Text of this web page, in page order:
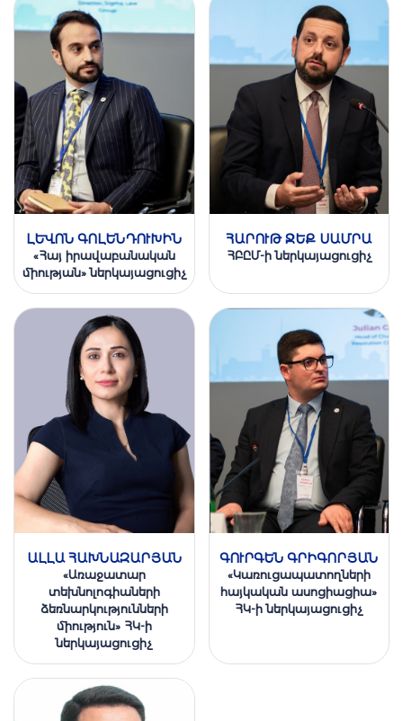
ԼԵՒՈՆ ԳՈԼԵՆԴՈՒԽԻՆ
«Հայ իրավաբանական
միության» ներկայացուցիչ
ՀԱՐՈՒԹ ՋԵՔ ՍԱՄՐԱ
ՀԲԸՄ-ի ներկայացուցիչ
ԱԼԼԱ ՀԱԽՆԱԶԱՐՅԱՆ
«Առաջատար
տեխնոլոգիաների
ձեռնարկությունների
միություն» ՀԿ-ի
ներկայացուցիչ
ԳՈՒՐԳԵՆ ԳՐԻԳՈՐՅԱՆ
«Կառուցապատողների
հայկական ասոցիացիա»
ՀԿ-ի ներկայացուցիչ